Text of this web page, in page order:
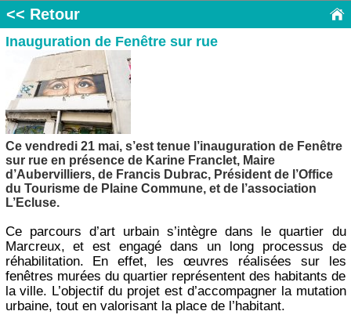
<< Retour
Inauguration de Fenêtre sur rue
Ce vendredi 21 mai, s’est tenue l’inauguration de Fenêtre
sur rue en présence de Karine Franclet, Maire
d’Aubervilliers, de Francis Dubrac, Président de l’Office
du Tourisme de Plaine Commune, et de l’association
L’Ecluse.
Ce parcours d’art urbain s’intègre dans le quartier du
Marcreux, et est engagé dans un long processus de
réhabilitation. En effet, les œuvres réalisées sur les
fenêtres murées du quartier représentent des habitants de
la ville. L’objectif du projet est d’accompagner la mutation
urbaine, tout en valorisant la place de l’habitant.